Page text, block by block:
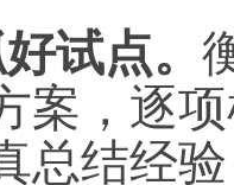
试点。
案，逐
总结经